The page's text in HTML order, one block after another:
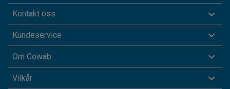
Kontakt oss
Kundeservice
Om Cowab
Vilkår